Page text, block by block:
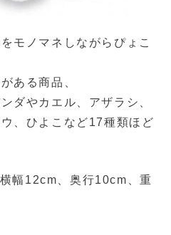
をモノマネしながらぴょこ
ある商品、
ダやカエル、アザラシ、
、ひよこなど17種類ほど
幅12cm、奥行10cm、重